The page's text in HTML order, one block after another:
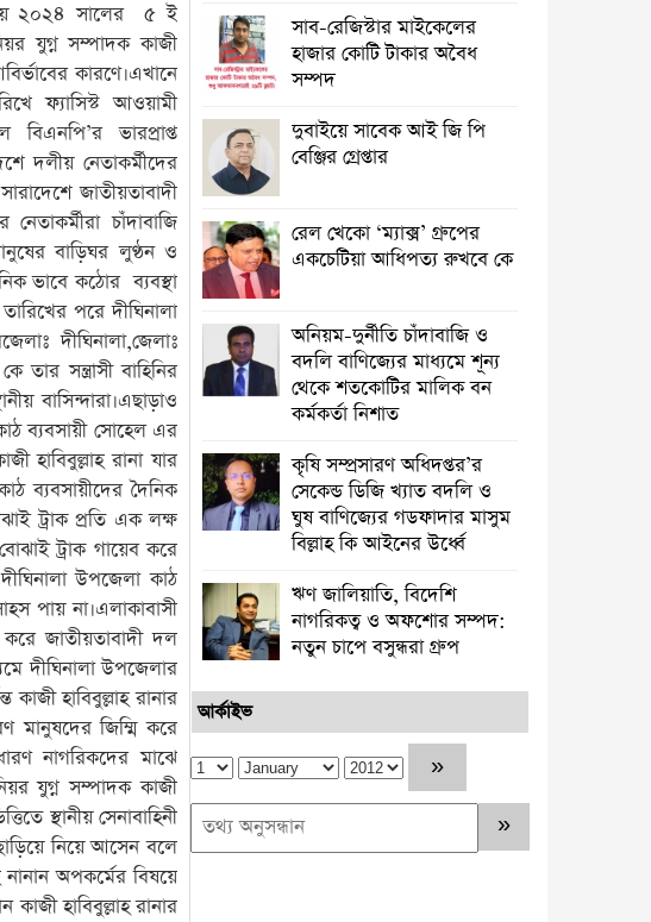
২০২৪ সালের ৫ ই
যুগ্ন সম্পাদক কাজী
কারণে।এখানে
ফ্যাসিস্ট আওয়ামী
ভারপ্রাপ্ত
দলীয় নেতাকর্মীদের
জাতীয়তাবাদী
চাঁদাবাজি
বাড়িঘর লুণ্ঠন ও
ভাবে কঠোর ব্যবস্থা
পরে দীঘিনালা
দীঘিনালা,জেলাঃ
সন্ত্রাসী বাহিনির
বাসিন্দারা।এছাড়াও
ব্যবসায়ী সোহেল এর
রানা যার
ব্যবসায়ীদের দৈনিক
ট্রাক প্রতি এক লক্ষ
ট্রাক গায়েব করে
উপজেলা কাঠ
পায় না।এলাকাবাসী
জাতীয়তাবাদী দল
দীঘিনালা উপজেলার
হাবিবুল্লাহ রানার
মানুষদের জিম্মি করে
নাগরিকদের মাঝে
যুগ্ন সম্পাদক কাজী
স্থানীয় সেনাবাহিনী
নিয়ে আসেন বলে
অপকর্মের বিষয়ে
হাবিবুল্লাহ রানার
সাব-রেজিস্টার মাইকেলের
হাজার কোটি টাকার অবৈধ
সম্পদ
দুবাইয়ে সাবেক আই জি পি
বেঞ্জির গ্রেপ্তার
রেল খেকো ‘ম্যাক্স’ গ্রুপের
একচেটিয়া আধিপত্য রুখবে কে
অনিয়ম-দুর্নীতি চাঁদাবাজি ও
বদলি বাণিজ্যের মাধ্যমে শূন্য
থেকে শতকোটির মালিক বন
কর্মকর্তা নিশাত
কৃষি সম্প্রসারণ অধিদপ্তর’র
সেকেন্ড ডিজি খ্যাত বদলি ও
ঘুষ বাণিজ্যের গডফাদার মাসুম
বিল্লাহ কি আইনের উর্ধ্বে
ঋণ জালিয়াতি, বিদেশি
নাগরিকত্ব ও অফশোর সম্পদ:
নতুন চাপে বসুন্ধরা গ্রুপ
আর্কাইভ